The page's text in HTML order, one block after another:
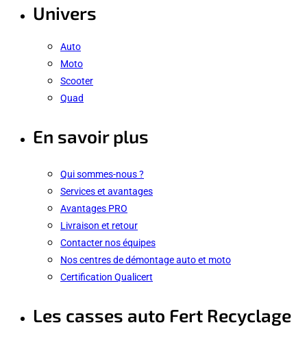
Univers
Auto
Moto
Scooter
Quad
En savoir plus
Qui sommes-nous ?
Services et avantages
Avantages PRO
Livraison et retour
Contacter nos équipes
Nos centres de démontage auto et moto
Certification Qualicert
Les casses auto Fert Recyclage